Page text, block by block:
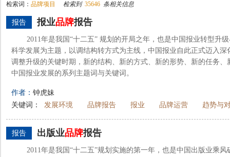
检索词： 品牌项目 检索到 35646 条相关信息
报告 报业品牌报告
2011年是我国“十二五” 规划的开局之年，也是中国报业转型升
科学发展为主题，以调结构转方式为主线，中国报业自此正式迈入
调整升级的关键时期，新的结构、新的方式、新的形势、新的任务
中国报业发展的系列主题词与关键词。
作者： 钟虎妹
关键词：
发展环境 品牌报告 报业 品牌运营 趋势与
报告 出版业品牌报告
2011年是我国“十二五”规划实施的第一年，也是中国出版业乘